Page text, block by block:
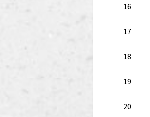
16
17
18
19
20